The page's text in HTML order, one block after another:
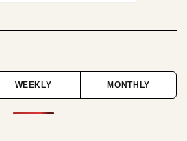
WEEKLY MONTHLY